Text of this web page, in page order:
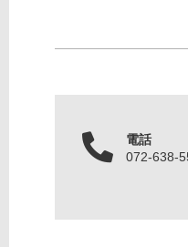
電話
072-638-